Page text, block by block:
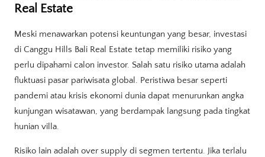
Real Estate
Meski menawarkan potensi keuntungan yang besar, investasi
di Canggu Hills Bali Real Estate tetap memiliki risiko yang
perlu dipahami calon investor. Salah satu risiko utama adalah
fluktuasi pasar pariwisata global. Peristiwa besar seperti
pandemi atau krisis ekonomi dunia dapat menurunkan angka
kunjungan wisatawan, yang berdampak langsung pada tingkat
hunian villa.
Risiko lain adalah over supply di segmen tertentu. Jika terlalu